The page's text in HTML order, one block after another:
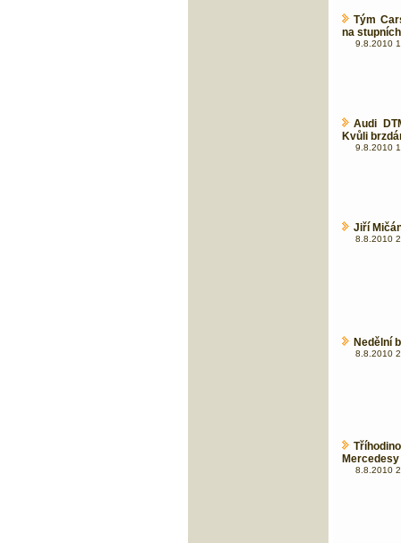
Tým
na
9.8.2010
Audi
Kvůli
9.8.2010
Jiří
8.8.2010
Nedělní
8.8.2010
Mercedesy
8.8.2010